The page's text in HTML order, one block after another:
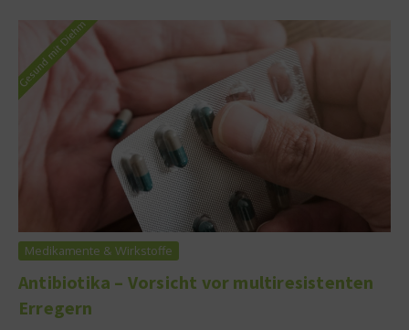
Medikamente & Wirkstoffe
Antibiotika – Vorsicht vor multiresistenten
Erregern